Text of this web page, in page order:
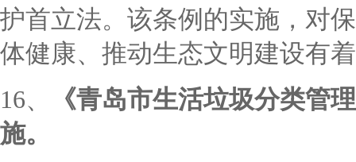
护首立法。该条例的实施，对
体健康、推动生态文明建设有
16、
《青岛市生活垃圾分类管
施。